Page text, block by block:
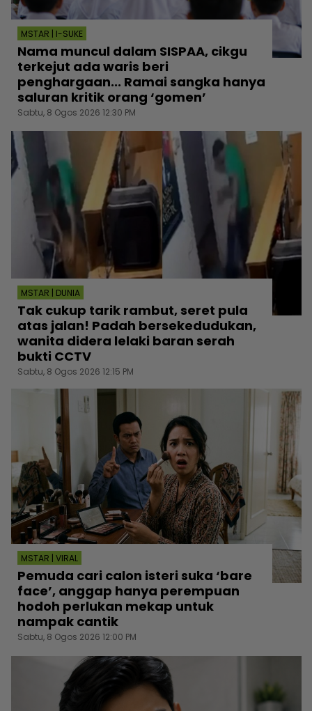
MSTAR | I-SUKE
Nama muncul dalam SISPAA, cikgu
terkejut ada waris beri
penghargaan... Ramai sangka hanya
saluran kritik orang ‘gomen’
Sabtu, 8 Ogos 2026 12:30 PM
MSTAR | DUNIA
Tak cukup tarik rambut, seret pula
atas jalan! Padah bersekedudukan,
wanita didera lelaki baran serah
bukti CCTV
Sabtu, 8 Ogos 2026 12:15 PM
MSTAR | VIRAL
Pemuda cari calon isteri suka ‘bare
face’, anggap hanya perempuan
hodoh perlukan mekap untuk
nampak cantik
Sabtu, 8 Ogos 2026 12:00 PM